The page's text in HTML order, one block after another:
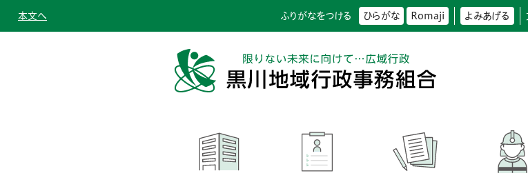
本文へ ふりがなをつける ひらがな Romaji よみあげる